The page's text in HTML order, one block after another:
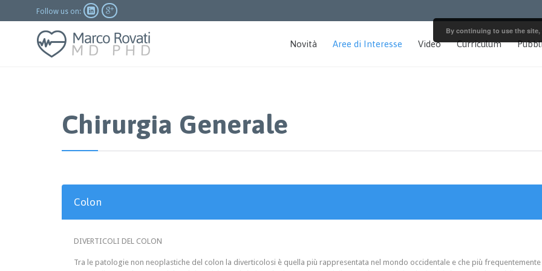
Follow us on:  
Novità Aree di Interesse Video Curriculum
Chirurgia Generale
Colon
DIVERTICOLI DEL COLON
Tra le patologie non neoplastiche del colon la diverticolosi è quella più rappresentata nel mondo occidentale e che più
By continuing to use the